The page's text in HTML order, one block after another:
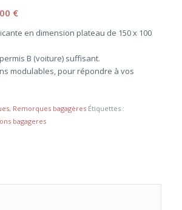
€Le
est :
760,00 €.
en dimension plateau de 150 x 100
permis B (voiture) suffisant.
modulables, pour répondre à vos
, Remorques bagagères Étiquettes :
bagageres